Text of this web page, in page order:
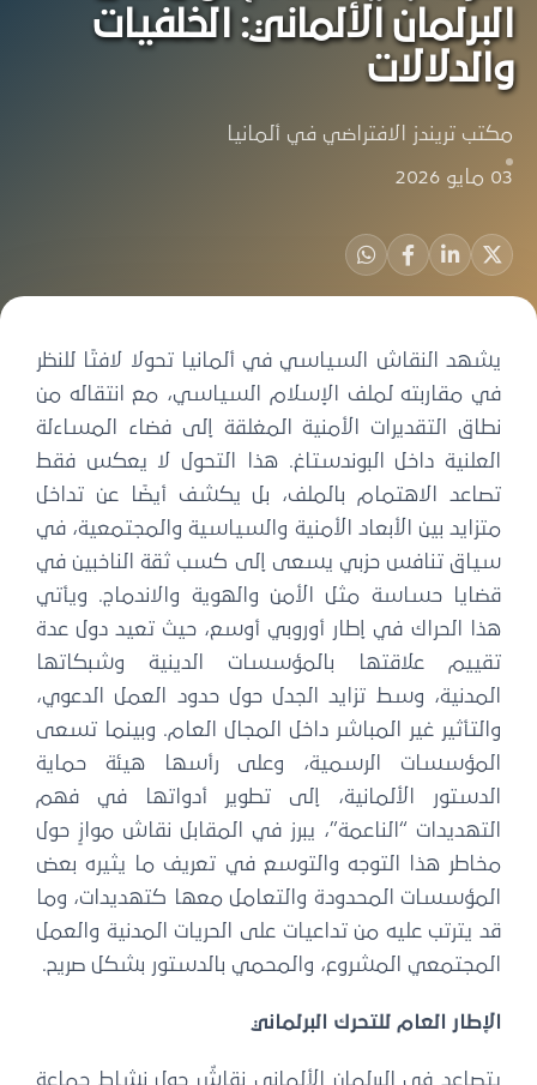
البرلمان الألماني: الخلفيات
والدلالات
مكتب تريندز الافتراضي في ألمانيا
03 مايو 2026
يشهد النقاش السياسي في ألمانيا تحولا لافتًا للنظر
في مقاربته لملف الإسلام السياسي، مع انتقاله من
نطاق التقديرات الأمنية المغلقة إلى فضاء المساءلة
العلنية داخل البوندستاغ. هذا التحول لا يعكس فقط
تصاعد الاهتمام بالملف، بل يكشف أيضًا عن تداخل
متزايد بين الأبعاد الأمنية والسياسية والمجتمعية، في
سياق تنافس حزبي يسعى إلى كسب ثقة الناخبين في
قضايا حساسة مثل الأمن والهوية والاندماج. ويأتي
هذا الحراك في إطار أوروبي أوسع، حيث تعيد دول عدة
تقييم علاقتها بالمؤسسات الدينية وشبكاتها
المدنية، وسط تزايد الجدل حول حدود العمل الدعوي،
والتأثير غير المباشر داخل المجال العام. وبينما تسعى
المؤسسات الرسمية، وعلى رأسها هيئة حماية
الدستور الألمانية، إلى تطوير أدواتها في فهم
التهديدات “الناعمة”، يبرز في المقابل نقاش موازٍ حول
مخاطر هذا التوجه والتوسع في تعريف ما يثيره بعض
المؤسسات المحدودة والتعامل معها كتهديدات، وما
قد يترتب عليه من تداعيات على الحريات المدنية والعمل
المجتمعي المشروع، والمحمي بالدستور بشكل صريح.
الإطار العام للتحرك البرلماني
يتصاعد في البرلمان الألماني نقاشٌ حول نشاط جماعة